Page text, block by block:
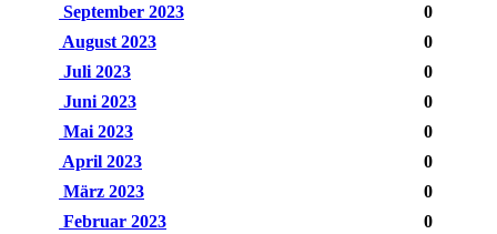
September 2023
0
August 2023
0
Juli 2023
0
Juni 2023
0
Mai 2023
0
April 2023
0
März 2023
0
Februar 2023
0